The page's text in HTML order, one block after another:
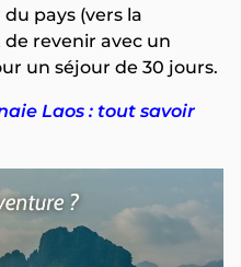
pays (vers la
revenir avec un
un séjour de 30 jours.
Laos : tout savoir